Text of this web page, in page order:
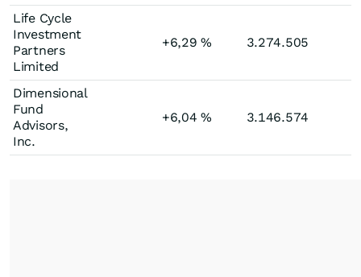
Life Cycle
Investment
Partners
Limited
+6,29% 3.274.505
Dimensional
Fund
Advisors,
Inc.
+6,04% 3.146.574